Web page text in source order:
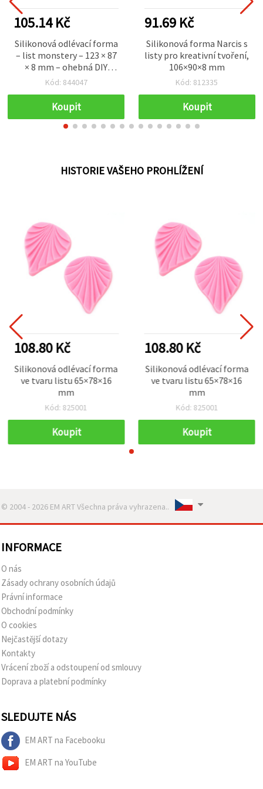
105.14 Kč
Silikonová odlévací forma
– list monstery – 123 × 87
× 8 mm – ohebná DIY
forma pro epoxidovou a
– tropický list pro
kreativní tvoření
Kód: 844047
Koupit
91.69 Kč
Silikonová forma Narcis s
listy pro kreativní tvoření,
106×90×8 mm
Kód: 812335
Koupit
HISTORIE VAŠEHO PROHLÍŽENÍ
108.80 Kč
Silikonová odlévací forma
ve tvaru listu 65×78×16
mm
Kód: 825001
Koupit
108.80 Kč
Silikonová odlévací forma
ve tvaru listu 65×78×16
mm
Kód: 825001
Koupit
© 2004 - 2026 EM ART Všechna práva vyhrazena..
INFORMACE
O nás
Zásady ochrany osobních údajů
Právní informace
Obchodní podmínky
O cookies
Nejčastější dotazy
Kontakty
Vrácení zboží a odstoupení od smlouvy
Doprava a platební podmínky
SLEDUJTE NÁS
EM ART na Facebooku
EM ART na YouTube